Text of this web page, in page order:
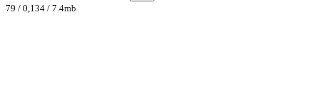
79 / 0,134 / 7.4mb